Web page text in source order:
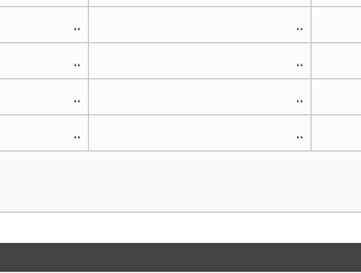
.. ..
.. ..
.. ..
.. ..